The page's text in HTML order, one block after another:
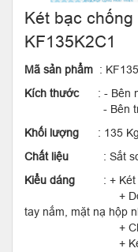
Két bạc
KF135K2C1
Mã sản phẩm :
Kích thước : - Bên
- Bên trong:
Khối lượng : 135 Kg
Chất liệu
: Sắt
Kiểu dáng
: +
+ Dòng két
tay nắm, mặt nạ hộp
+ Chân có
+ Két có 1